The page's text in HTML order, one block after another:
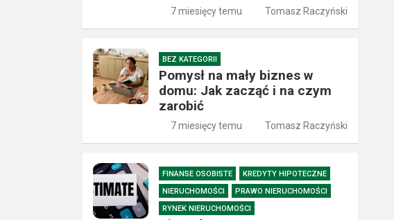
7 miesięcy temu Tomasz Raczyński
BEZ KATEGORII
Pomysł na mały biznes w
domu: Jak zacząć i na czym
zarobić
7 miesięcy temu Tomasz Raczyński
FINANSE OSOBISTE
KREDYTY HIPOTECZNE
NIERUCHOMOŚCI
PRAWO NIERUCHOMOŚCI
RYNEK NIERUCHOMOŚCI